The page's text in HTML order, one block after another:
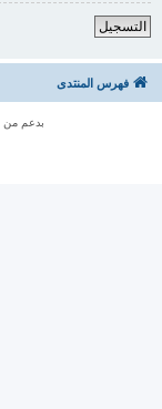
التسجيل
فهرس المنتدى
بدعم من